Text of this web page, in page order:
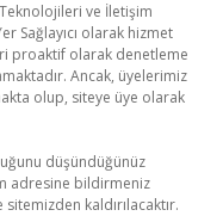
Teknolojileri ve İletişim
Sağlayıcı olarak hizmet
proaktif olarak denetleme
Ancak, üyelerimiz
olup, siteye üye olarak
düşündüğünüz
adresine bildirmeniz
kaldırılacaktır.